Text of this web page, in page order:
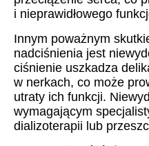
i nieprawidłowego
Innym poważnym
nadciśnienia jest
ciśnienie uszkadza
w nerkach, co może
utraty ich funkcji.
wymagającym
dializoterapii lub